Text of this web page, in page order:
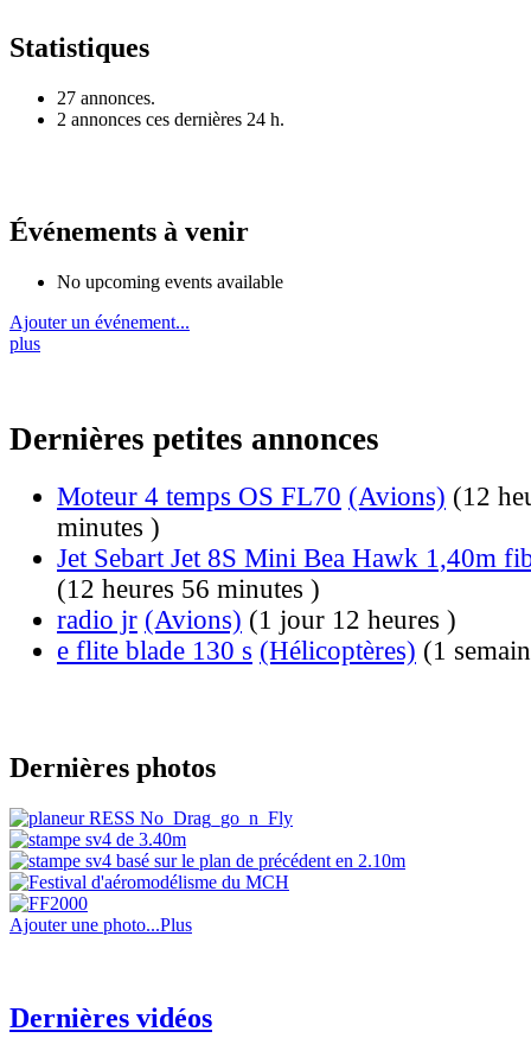
Statistiques
27 annonces.
2 annonces ces dernières 24 h.
Événements à venir
No upcoming events available
Ajouter un événement...
plus
Dernières petites annonces
Moteur 4 temps OS FL70 (Avions) (12
minutes )
Jet Sebart Jet 8S Mini Bea Hawk 1,40m
(12 heures 56 minutes )
radio jr (Avions) (1 jour 12 heures )
e flite blade 130 s (Hélicoptères) (1
Dernières photos
Ajouter une photo...Plus
Dernières vidéos